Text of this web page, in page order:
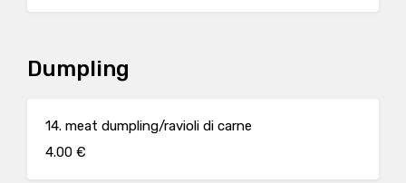
Dumpling
14. meat dumpling/ravioli di carne
4.00 €